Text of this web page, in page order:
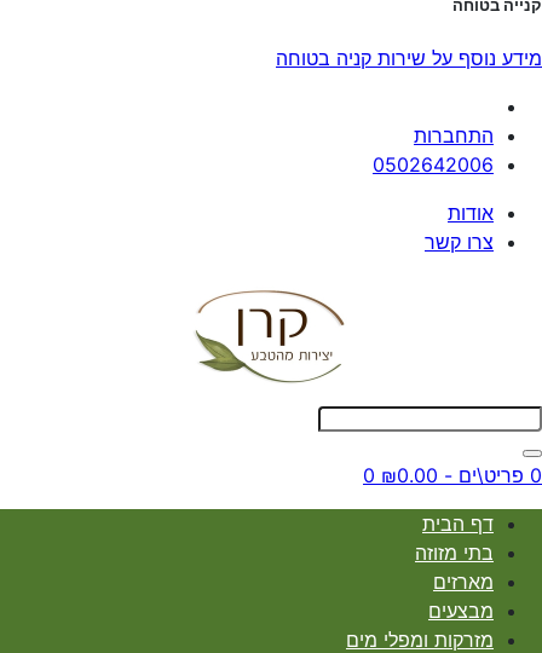
קנייה בטוחה
מידע נוסף על שירות קניה בטוחה
התחברות
0502642006
אודות
צרו קשר
0 פריט\ים - ₪0.00 0
דף הבית
בתי מזוזה
מארזים
מבצעים
מזרקות ומפלי מים